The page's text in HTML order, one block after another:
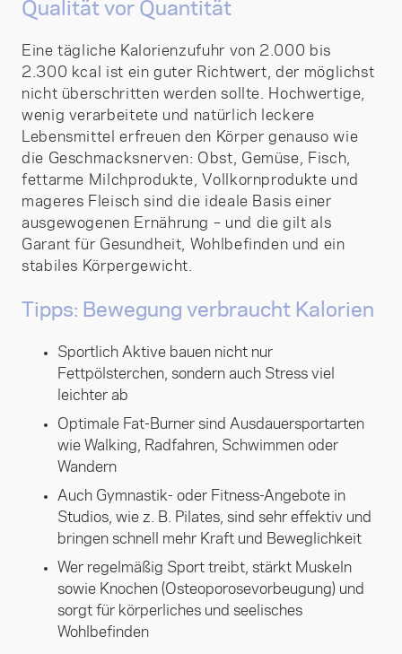
Qualität vor Quantität
Eine tägliche Kalorienzufuhr von 2.000 bis
2.300 kcal ist ein guter Richtwert, der möglichst
nicht überschritten werden sollte. Hochwertige,
wenig verarbeitete und natürlich leckere
Lebensmittel erfreuen den Körper genauso wie
die Geschmacksnerven: Obst, Gemüse, Fisch,
fettarme Milchprodukte, Vollkornprodukte und
mageres Fleisch sind die ideale Basis einer
ausgewogenen Ernährung – und die gilt als
Garant für Gesundheit, Wohlbefinden und ein
stabiles Körpergewicht.
Tipps: Bewegung verbraucht Kalorien
Sportlich Aktive bauen nicht nur
Fettpölsterchen, sondern auch Stress viel
leichter ab
Optimale Fat-Burner sind Ausdauersportarten
wie Walking, Radfahren, Schwimmen oder
Wandern
Auch Gymnastik- oder Fitness-Angebote in
Studios, wie z. B. Pilates, sind sehr effektiv und
bringen schnell mehr Kraft und Beweglichkeit
Wer regelmäßig Sport treibt, stärkt Muskeln
sowie Knochen (Osteoporosevorbeugung) und
sorgt für körperliches und seelisches
Wohlbefinden